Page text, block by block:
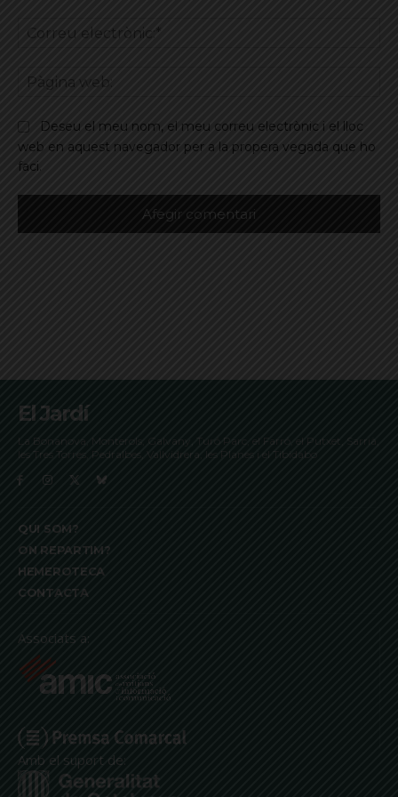
Deseu el meu nom, el meu correu electrònic i el lloc
web en aquest navegador per a la propera vegada que ho
faci.
El Jardí
La Bonanova, Monterols, Galvany, Turó Parc, el Farró, el Putxet, Sarrià,
les Tres Torres, Pedralbes, Vallvidrera, les Planes i el Tibidabo
QUI SOM?
ON REPARTIM?
HEMEROTECA
CONTACTA
Associats a:
Amb el suport de: